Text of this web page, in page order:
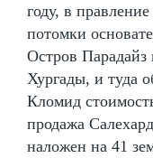
году, в
потомки
Остров Парадайз
Хургады, и туда
Кломид
продажа
наложен на 41